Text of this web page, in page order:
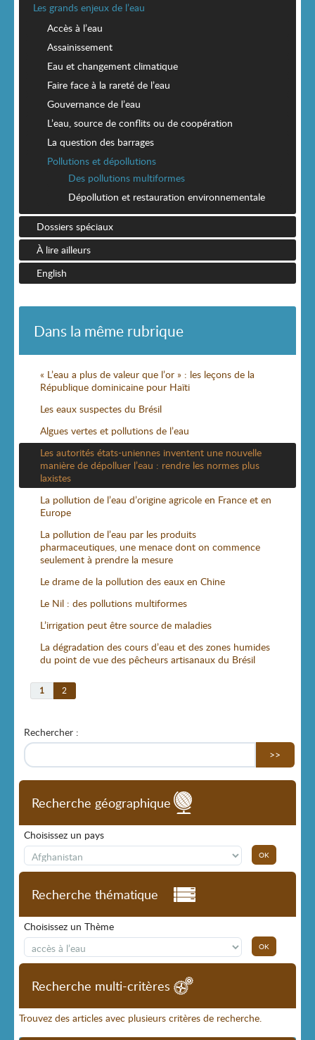
Les grands enjeux de l’eau
Accès à l’eau
Assainissement
Eau et changement climatique
Faire face à la rareté de l’eau
Gouvernance de l’eau
L’eau, source de conflits ou de coopération
La question des barrages
Pollutions et dépollutions
Des pollutions multiformes
Dépollution et restauration environnementale
Dossiers spéciaux
À lire ailleurs
English
Dans la même rubrique
« L’eau a plus de valeur que l’or » : les leçons de la
République dominicaine pour Haïti
Les eaux suspectes du Brésil
Algues vertes et pollutions de l’eau
Les autorités états-uniennes inventent une nouvelle
manière de dépolluer l’eau : rendre les normes plus
laxistes
La pollution de l’eau d’origine agricole en France et en
Europe
La pollution de l’eau par les produits
pharmaceutiques, une menace dont on commence
seulement à prendre la mesure
Le drame de la pollution des eaux en Chine
Le Nil : des pollutions multiformes
L’irrigation peut être source de maladies
La dégradation des cours d’eau et des zones humides
du point de vue des pêcheurs artisanaux du Brésil
1 2
Rechercher :
>>
Recherche géographique
Choisissez un pays
Recherche thématique
Choisissez un Thème
Recherche multi-critères
Trouvez des articles avec plusieurs critères de recherche.